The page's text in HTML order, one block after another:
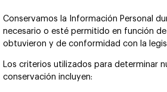
Conservamos la Información Personal
necesario o esté permitido en función
obtuvieron y de conformidad con la
Los criterios utilizados para determinar
conservación incluyen: